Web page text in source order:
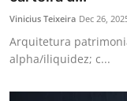
Vinicius Teixeira Dec 26,
Arquitetura
alpha/iliquidez; c...